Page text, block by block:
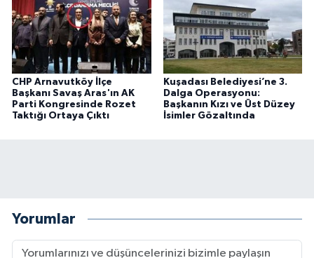
CHP Arnavutköy İlçe
Başkanı Savaş Aras'ın AK
Parti Kongresinde Rozet
Taktığı Ortaya Çıktı
Kuşadası Belediyesi’ne 3.
Dalga Operasyonu:
Başkanın Kızı ve Üst Düzey
İsimler Gözaltında
Yorumlar